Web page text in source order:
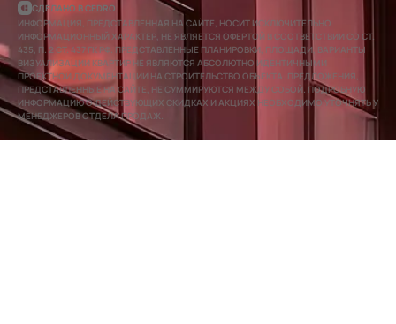
СДЕЛАНО В CEDRO
ИНФОРМАЦИЯ, ПРЕДСТАВЛЕННАЯ НА САЙТЕ, НОСИТ ИСКЛЮЧИТЕЛЬНО
ИНФОРМАЦИОННЫЙ ХАРАКТЕР, НЕ ЯВЛЯЕТСЯ ОФЕРТОЙ В СООТВЕТСТВИИ СО СТ.
435, П. 2 СТ. 437 ГК РФ. ПРЕДСТАВЛЕННЫЕ ПЛАНИРОВКИ, ПЛОЩАДИ, ВАРИАНТЫ
ВИЗУАЛИЗАЦИИ КВАРТИР НЕ ЯВЛЯЮТСЯ АБСОЛЮТНО ИДЕНТИЧНЫМИ
ПРОЕКТНОЙ ДОКУМЕНТАЦИИ НА СТРОИТЕЛЬСТВО ОБЪЕКТА. ПРЕДЛОЖЕНИЯ,
ПРЕДСТАВЛЕННЫЕ НА САЙТЕ, НЕ СУММИРУЮТСЯ МЕЖДУ СОБОЙ. ПОДРОБНУЮ
ИНФОРМАЦИЮ О ДЕЙСТВУЮЩИХ СКИДКАХ И АКЦИЯХ НЕОБХОДИМО УТОЧНЯТЬ У
МЕНЕДЖЕРОВ ОТДЕЛА ПРОДАЖ.